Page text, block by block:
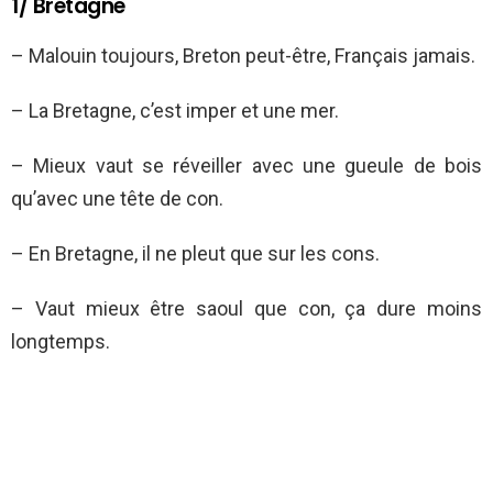
1/ Bretagne
– Malouin toujours, Breton peut-être, Français jamais.
– La Bretagne, c’est imper et une mer.
– Mieux vaut se réveiller avec une gueule de bois
qu’avec une tête de con.
– En Bretagne, il ne pleut que sur les cons.
– Vaut mieux être saoul que con, ça dure moins
longtemps.